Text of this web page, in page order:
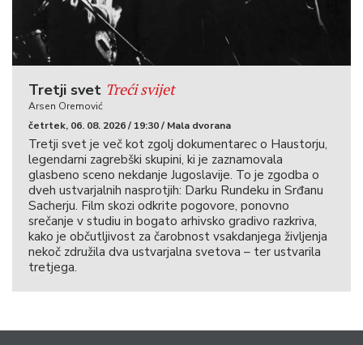
Tretji svet Treći svijet
Arsen Oremović
četrtek, 06. 08. 2026 / 19:30 / Mala dvorana
Tretji svet je več kot zgolj dokumentarec o Haustorju,
legendarni zagrebški skupini, ki je zaznamovala
glasbeno sceno nekdanje Jugoslavije. To je zgodba o
dveh ustvarjalnih nasprotjih: Darku Rundeku in Srđanu
Sacherju. Film skozi odkrite pogovore, ponovno
srečanje v studiu in bogato arhivsko gradivo razkriva,
kako je občutljivost za čarobnost vsakdanjega življenja
nekoč združila dva ustvarjalna svetova – ter ustvarila
tretjega.